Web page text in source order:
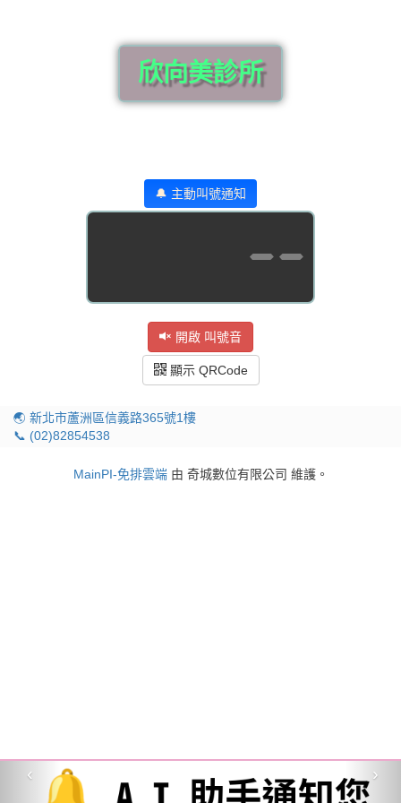
欣向美診所
🔔 主動叫號通知
--
開啟 叫號音
顯示 QRCode
🌏 新北市蘆洲區信義路365號1樓
📞 (02)82854538
‹ ›
MainPI-免排雲端由 奇城數位有限公司 維護。